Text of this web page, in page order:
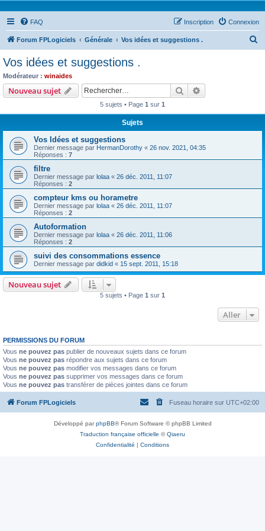
FAQ Connexion
Inscription
Forum FPLogiciels Générale Vos idées et suggestions .
Vos idées et suggestions .
Modérateur : winaides
Nouveau sujet Rechercher
5 sujets • Page 1 sur 1
Sujets
Vos Idées et suggestions
Dernier message par HermanDorothy « 26 nov. 2021, 04:35
Réponses : 7
filtre
Dernier message par lolaa « 26 déc. 2011, 11:07
Réponses : 2
compteur kms ou horametre
Dernier message par lolaa « 26 déc. 2011, 11:07
Réponses : 2
Autoformation
Dernier message par lolaa « 26 déc. 2011, 11:06
Réponses : 2
suivi des consommations essence
Dernier message par didkid « 15 sept. 2011, 15:18
Nouveau sujet
5 sujets • Page 1 sur 1
Aller
PERMISSIONS DU FORUM
Vous ne pouvez pas publier de nouveaux sujets dans ce forum
Vous ne pouvez pas répondre aux sujets dans ce forum
Vous ne pouvez pas modifier vos messages dans ce forum
Vous ne pouvez pas supprimer vos messages dans ce forum
Vous ne pouvez pas transférer de pièces jointes dans ce forum
Forum FPLogiciels Fuseau horaire sur UTC+02:00
Développé parphpBB® Forum Software © phpBB Limited
Traduction française officielle ©Qiaeru
Confidentialité | Conditions